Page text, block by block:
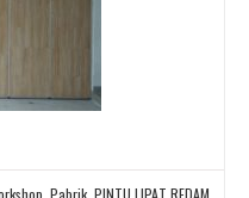
Pabrik, PINTU LIPAT REDAM